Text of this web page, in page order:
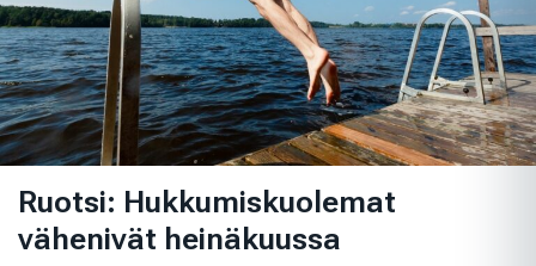
Ruotsi: Hukkumiskuolemat
vähenivät heinäkuussa